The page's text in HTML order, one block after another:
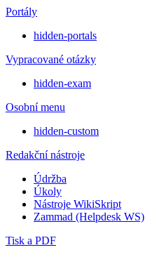
Portály
hidden-portals
Vypracované otázky
hidden-exam
Osobní menu
hidden-custom
Redakční nástroje
Údržba
Úkoly
Nástroje WikiSkript
Zammad (Helpdesk WS)
Tisk a PDF